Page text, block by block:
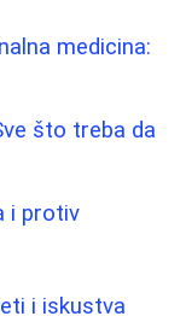
medicina:
što treba da
i protiv
i iskustva